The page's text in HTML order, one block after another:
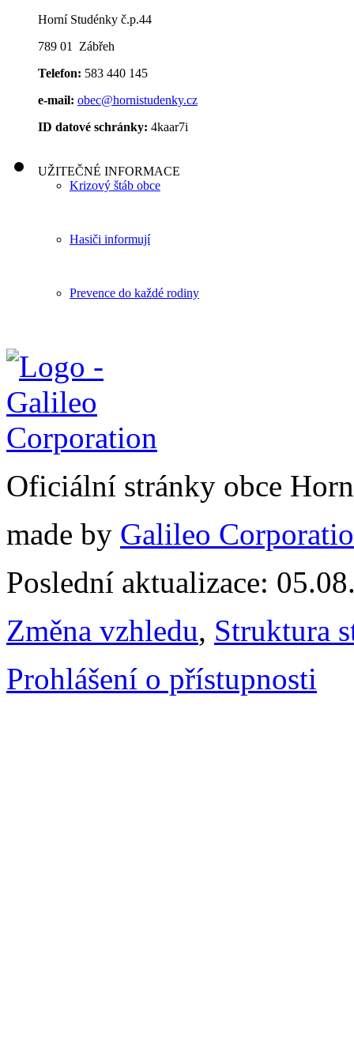
Horní Studénky č.p.44
789 01 Zábřeh
Telefon: 583 440 145
e-mail: obec@hornistudenky.cz
ID datové schránky: 4kaar7i
UŽITEČNÉ INFORMACE
Krizový štáb obce
Hasiči informují
Prevence do každé rodiny
Oficiální stránky obce
made by Galileo
Poslední aktualizace:
Změna vzhledu, Struktura
Prohlášení o přístupnosti